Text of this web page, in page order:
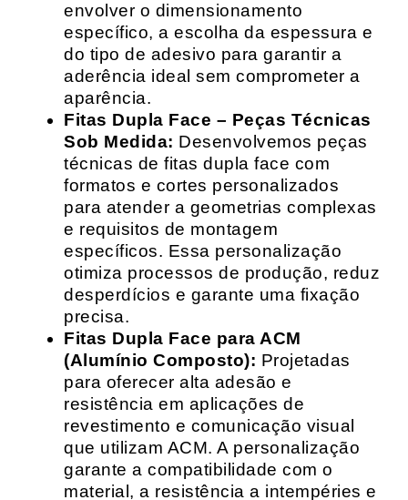
envolver o dimensionamento
específico, a escolha da espessura e
do tipo de adesivo para garantir a
aderência ideal sem comprometer a
aparência.
Fitas Dupla Face – Peças Técnicas
Sob Medida: Desenvolvemos peças
técnicas de fitas dupla face com
formatos e cortes personalizados
para atender a geometrias complexas
e requisitos de montagem
específicos. Essa personalização
otimiza processos de produção, reduz
desperdícios e garante uma fixação
precisa.
Fitas Dupla Face para ACM
(Alumínio Composto): Projetadas
para oferecer alta adesão e
resistência em aplicações de
revestimento e comunicação visual
que utilizam ACM. A personalização
garante a compatibilidade com o
material, a resistência a intempéries e